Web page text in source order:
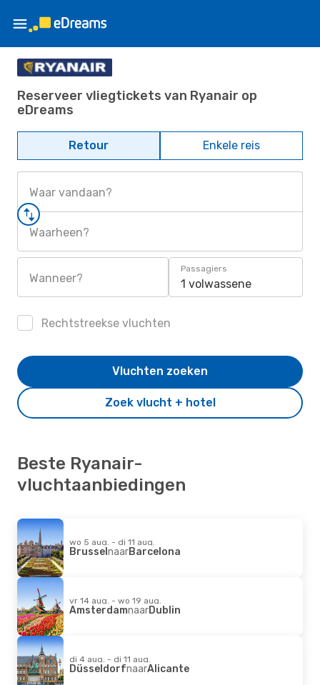
Reserveer vliegtickets van Ryanair op
eDreams
Retour Enkele reis
Waar vandaan?
Waarheen?
Wanneer?
Passagiers
1 volwassene
Rechtstreekse vluchten
Zoek vlucht + hotel
Vluchten zoeken
Beste Ryanair-
vluchtaanbiedingen
wo 5 aug. - di 11 aug.
BrusselnaarBarcelona
vr 14 aug. - wo 19 aug.
AmsterdamnaarDublin
di 4 aug. - di 11 aug.
DüsseldorfnaarAlicante